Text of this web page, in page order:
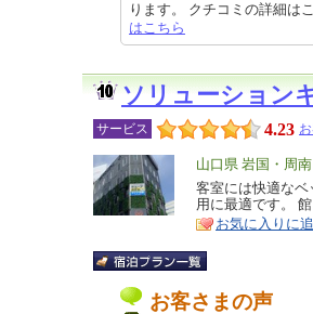
ります。 クチコミの詳細
はこちら
ソリューション
サービス 4.23
エ
リ
ア
山口県 岩国・周
特
徴
客室には快適な
用に最適です。
お気に入りに
お客さまの声